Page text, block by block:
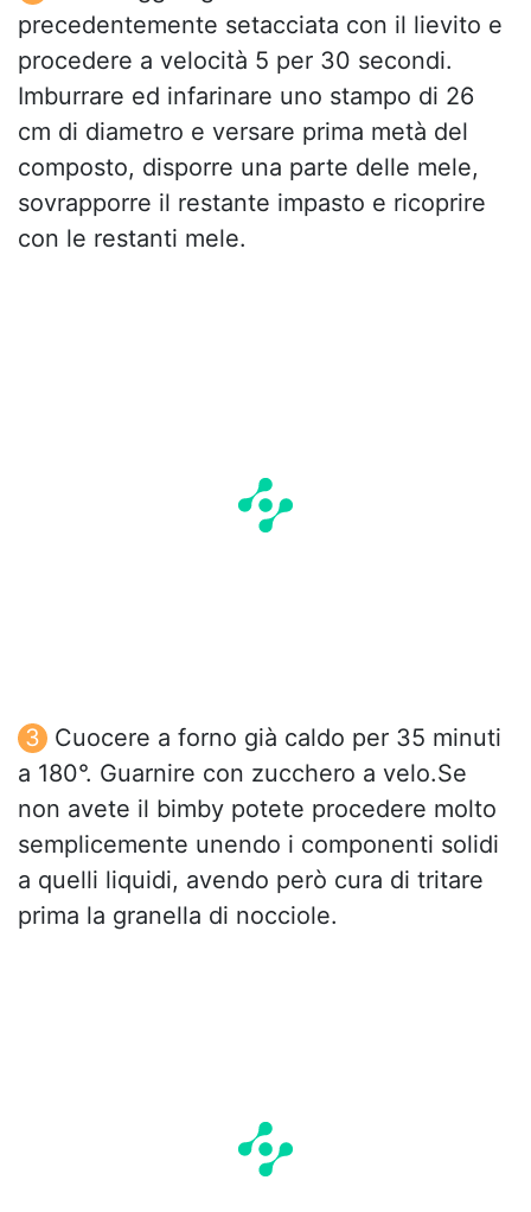
precedentemente setacciata con il lievito e
procedere a velocità 5 per 30 secondi.
Imburrare ed infarinare uno stampo di 26
cm di diametro e versare prima metà del
composto, disporre una parte delle mele,
sovrapporre il restante impasto e ricoprire
con le restanti mele.
Cuocere a forno già caldo per 35 minuti
a 180°. Guarnire con zucchero a velo.Se
non avete il bimby potete procedere molto
semplicemente unendo i componenti solidi
a quelli liquidi, avendo però cura di tritare
prima la granella di nocciole.